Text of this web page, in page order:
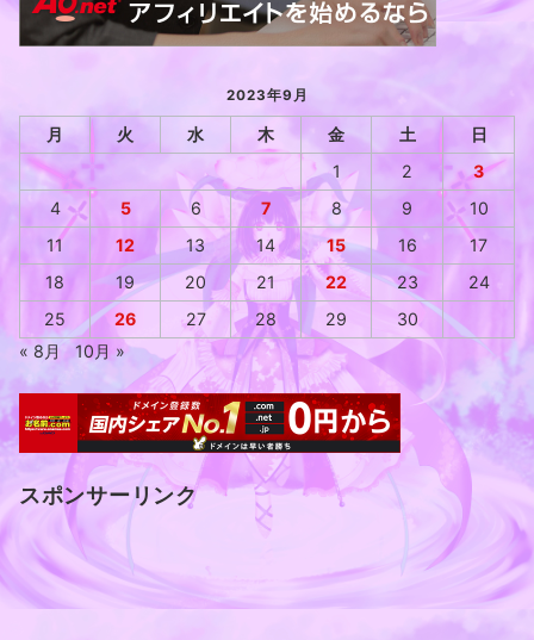
2023年9月
月 火 水 木 金 土
日
1
2
3
4
5 6 7 8 9
10
11
12 13 14 15 16
17
18
19 20 21 22 23
24
25
26 27 28 29
30
« 8月
10月 »
スポンサーリンク